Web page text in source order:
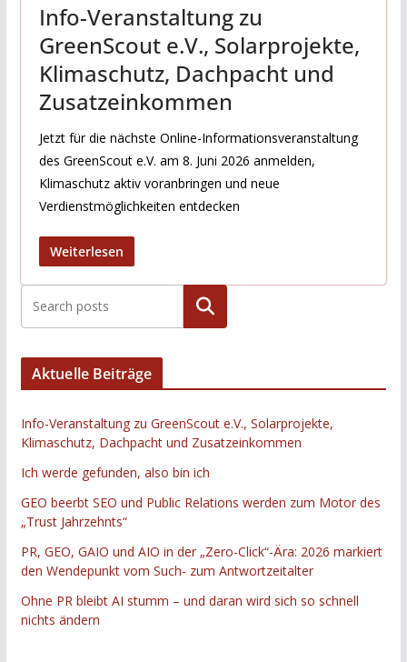
Info-Veranstaltung zu
GreenScout e.V., Solarprojekte,
Klimaschutz, Dachpacht und
Zusatzeinkommen
Jetzt für die nächste Online-Informationsveranstaltung
des GreenScout e.V. am 8. Juni 2026 anmelden,
Klimaschutz aktiv voranbringen und neue
Verdienstmöglichkeiten entdecken
Weiterlesen
Suchen
Aktuelle Beiträge
Info-Veranstaltung zu GreenScout e.V., Solarprojekte,
Klimaschutz, Dachpacht und Zusatzeinkommen
Ich werde gefunden, also bin ich
GEO beerbt SEO und Public Relations werden zum Motor des
„Trust Jahrzehnts“
PR, GEO, GAIO und AIO in der „Zero-Click“-Ära: 2026 markiert
den Wendepunkt vom Such- zum Antwortzeitalter
Ohne PR bleibt AI stumm – und daran wird sich so schnell
nichts ändern